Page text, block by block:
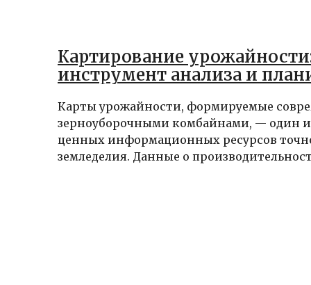
Картирование
инструмент анализа и
Карты урожайности, формируемые
зерноуборочными комбайнами, — один
ценных информационных ресурсов
земледелия. Данные о